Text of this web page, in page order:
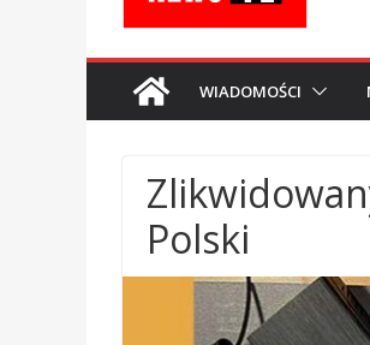
WIADOMOŚCI
Polski